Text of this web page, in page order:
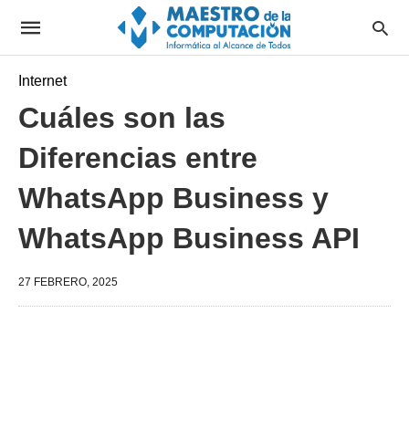
Internet
Cuáles son las
Diferencias entre
WhatsApp Business y
WhatsApp Business API
27 FEBRERO, 2025